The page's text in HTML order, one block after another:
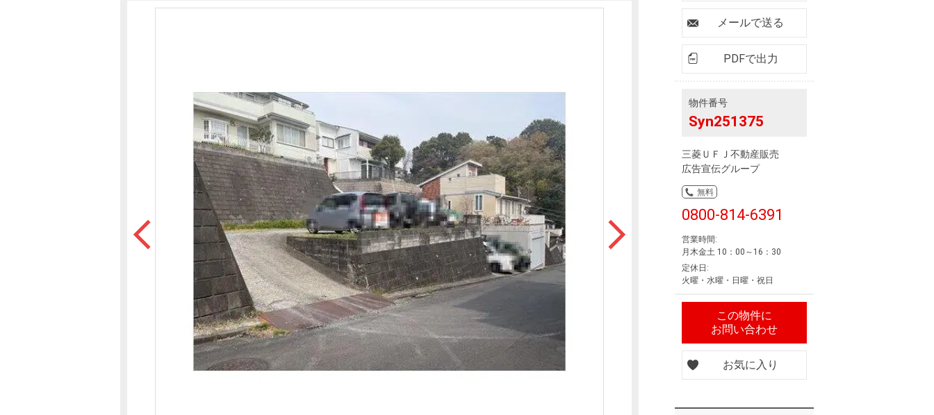
投資用物件を探す 事業用物件を探す おすすめ物件から探す
住まいと暮らしの税金の本（電子ブック）
売却時手取り金額試算
住まいと暮らしの税金の本（電子ブック）
ニュースリリースメールで送る
PDFで出力
物件番号
Syn251375
三菱ＵＦＪ不動産販売
広告宣伝グループ
無料
0800-814-6391
営業時間:
月木金土 10：00～16：30
定休日:
火曜・水曜・日曜・祝日
この物件に
お問い合わせ
お気に入り